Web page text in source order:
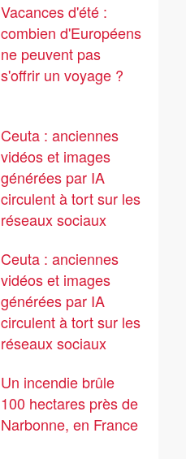
Vacances d'été :
combien d'Européens
ne peuvent pas
s'offrir un voyage ?
Ceuta : anciennes
vidéos et images
générées par IA
circulent à tort sur les
réseaux sociaux
Ceuta : anciennes
vidéos et images
générées par IA
circulent à tort sur les
réseaux sociaux
Un incendie brûle
100 hectares près de
Narbonne, en France